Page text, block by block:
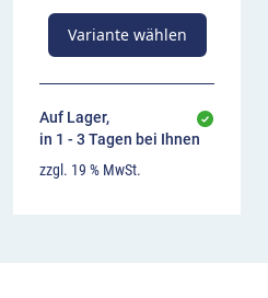
Variante wählen
Auf Lager,
in 1 - 3 Tagen bei Ihnen
zzgl. 19 % MwSt.